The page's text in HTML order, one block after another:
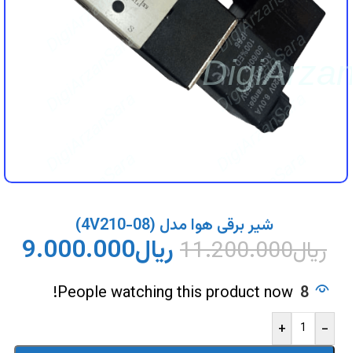
DigiArzanSara
DigiArzanSara
DigiArzanSara
DigiArzanSara
DigiArzanSara
DigiArzanSara
DigiArzanSara
DigiArzanSara
DigiArzanSara
شیر برقی هوا مدل (4V210-08)
ریال11.200.000 ریال9.000.000
8
People watching this product now!
-
+